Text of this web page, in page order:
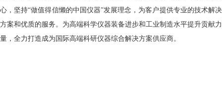
心，坚持“做值得信懒的中国仪器”发展理念，为客户提供专业的技术解决
方案和优质的服务。为高端科学仪器装备进步和工业制造水平提升贡献力
量，全力打造成为国际高端科研仪器综合解决方案供应商。